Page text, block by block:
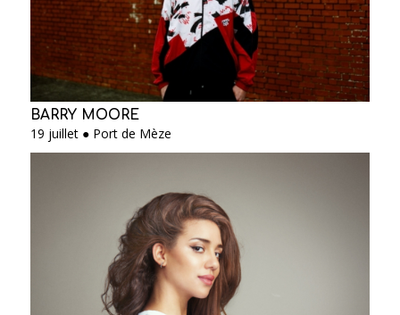
BARRY MOORE
19 juillet ● Port de Mèze